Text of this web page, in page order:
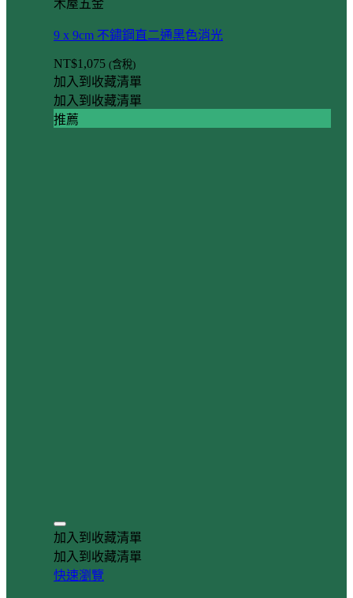
木屋五金
9 x 9cm 不鏽鋼直二通黑色消光
NT$1,075 (含稅)
加入到收藏清單
加入到收藏清單
推薦
加入到收藏清單
加入到收藏清單
快速瀏覽